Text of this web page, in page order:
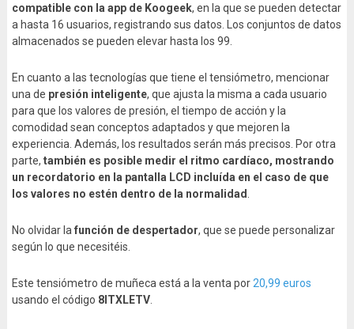
compatible con la app de Koogeek, en la que se pueden detectar
a hasta 16 usuarios, registrando sus datos. Los conjuntos de datos
almacenados se pueden elevar hasta los 99.
En cuanto a las tecnologías que tiene el tensiómetro, mencionar
una de presión inteligente, que ajusta la misma a cada usuario
para que los valores de presión, el tiempo de acción y la
comodidad sean conceptos adaptados y que mejoren la
experiencia. Además, los resultados serán más precisos. Por otra
parte, también es posible medir el ritmo cardíaco, mostrando
un recordatorio en la pantalla LCD incluída en el caso de que
los valores no estén dentro de la normalidad
No olvidar la función de despertador, que se puede personalizar
según lo que necesitéis.
Este tensiómetro de muñeca está a la venta por 20,99 euros
usando el código 8ITXLETV.